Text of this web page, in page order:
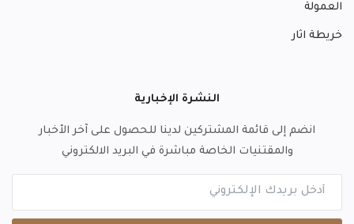
العمولة
خريطة اثار
النشرة الإخبارية
انضم إلى قائمة المشتركين لدينا للحصول على آخر الأخبار
والمقتنيات الخاصة مباشرة في البريد الالكتروني